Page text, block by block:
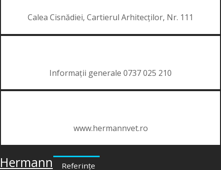
Calea Cisnădiei, Cartierul Arhitecților, Nr. 111
Informații generale 0737 025 210
www.hermannvet.ro
Hermann Referințe